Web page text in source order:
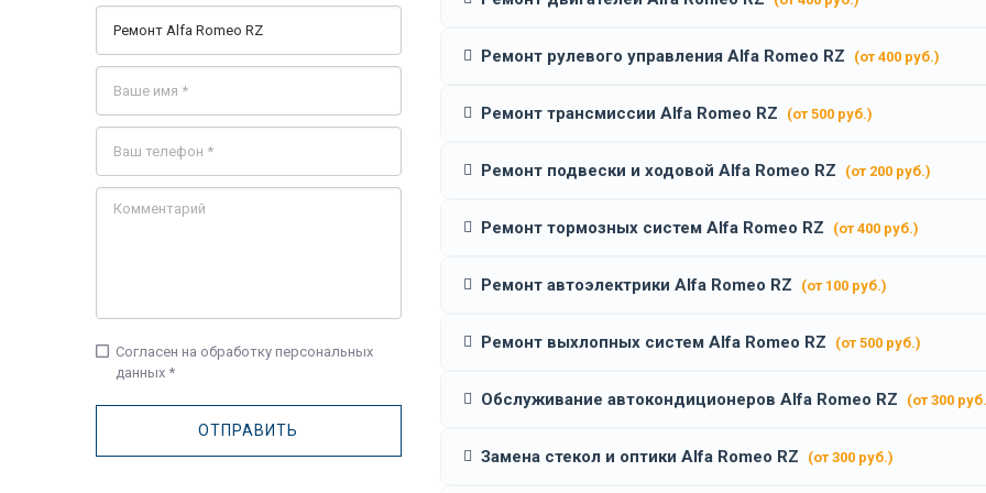
Ремонт рулевого управления Alfa Romeo RZ (от 400 руб.)
Ремонт трансмиссии Alfa Romeo RZ (от 500 руб.)
Ремонт подвески и ходовой Alfa Romeo RZ (от 200 руб.)
Ремонт тормозных систем Alfa Romeo RZ (от 400 руб.)
Ремонт автоэлектрики Alfa Romeo RZ (от 100 руб.)
Ремонт выхлопных систем Alfa Romeo RZ (от 500 руб.)
Обслуживание автокондиционеров Alfa Romeo RZ (от 300
Замена стекол и оптики Alfa Romeo RZ (от 300 руб.)
check_box_outline_blank Согласен на обработку персональных
данных *